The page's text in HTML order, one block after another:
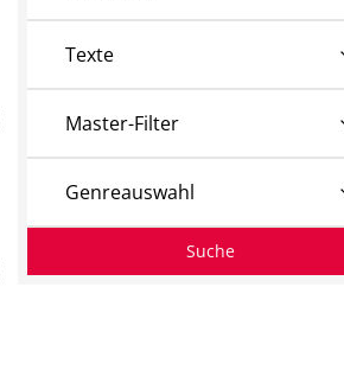
Texte
Master-Filter
Genreauswahl
Suche